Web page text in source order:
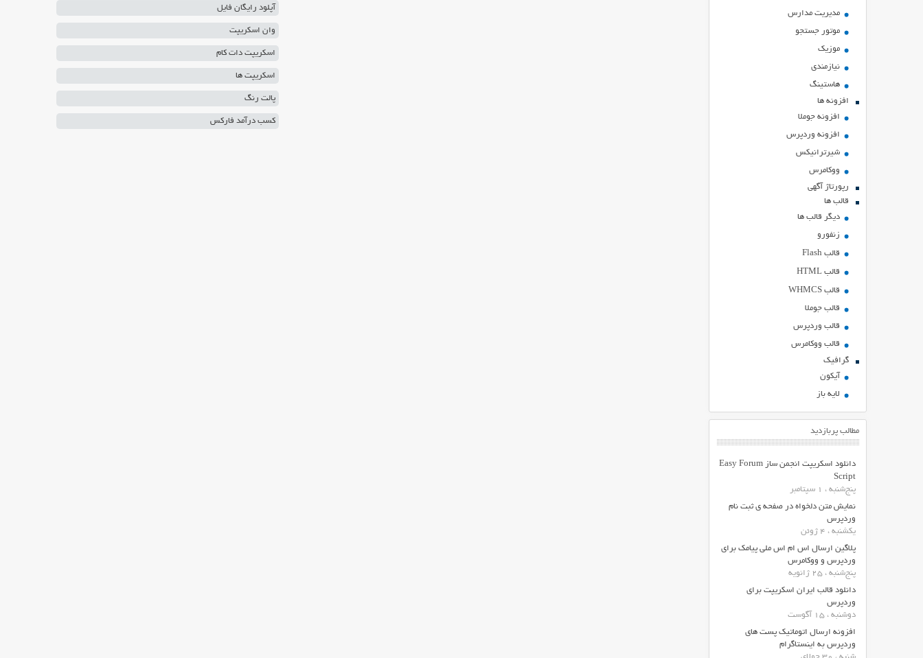
مدیریت مدارس
موتور جستجو
موزیک
نیازمندی
هاستينگ
افزونه ها
افزونه جوملا
افزونه وردپرس
شیرترانیکس
ووکامرس
رپورتاژ آگهی
قالب ها
دیگر قالب ها
زنفورو
قالب Flash
قالب HTML
قالب WHMCS
قالب جوملا
قالب وردپرس
قالب ووکامرس
گرافیک
آیکون
لایه باز
مطالب پربازدید
دانلود اسکریپت انجمن ساز Easy Forum
Script
پنج‌شنبه ، 1 سپتامبر
نمایش متن دلخواه در صفحه ی ثبت نام
وردپرس
یکشنبه ، 4 ژوئن
پلاگین ارسال اس ام اس ملی پیامک برای
وردپرس و ووکامرس
پنج‌شنبه ، 25 ژانویه
دانلود قالب ایران اسکریپت برای
وردپرس
دوشنبه ، 15 آگوست
افزونه ارسال اتوماتیک پست های
وردپرس به اینستاگرام
آپلود رایگان فایل
وان اسکریپت
اسکریپت دات کام
اسکریپت ها
پالت رنگ
کسب درآمد فارکس